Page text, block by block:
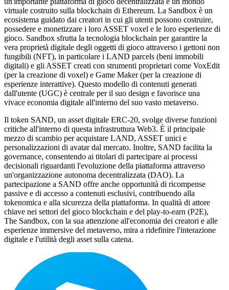
virtuale costruito sulla blockchain di Ethereum. La Sandbox è un
ecosistema guidato dai creatori in cui gli utenti possono costruire,
possedere e monetizzare i loro ASSET voxel e le loro esperienze di
gioco. Sandbox sfrutta la tecnologia blockchain per garantire la
vera proprietà digitale degli oggetti di gioco attraverso i gettoni non
fungibili (NFT), in particolare i LAND parcels (beni immobili
digitali) e gli ASSET creati con strumenti proprietari come VoxEdit
(per la creazione di voxel) e Game Maker (per la creazione di
esperienze interattive). Questo modello di contenuti generati
dall'utente (UGC) è centrale per il suo design e favorisce una
vivace economia digitale all'interno del suo vasto metaverso.
Il token SAND, un asset digitale ERC-20, svolge diverse funzioni
critiche all'interno di questa infrastruttura Web3. È il principale
mezzo di scambio per acquistare LAND, ASSET unici e
personalizzazioni di avatar dal mercato. Inoltre, SAND facilita la
governance, consentendo ai titolari di partecipare ai processi
decisionali riguardanti l'evoluzione della piattaforma attraverso
un'organizzazione autonoma decentralizzata (DAO). La
partecipazione a SAND offre anche opportunità di ricompense
passive e di accesso a contenuti esclusivi, contribuendo alla
tokenomica e alla sicurezza della piattaforma. In qualità di attore
chiave nei settori del gioco blockchain e del play-to-earn (P2E),
The Sandbox, con la sua attenzione all'economia dei creatori e alle
esperienze immersive del metaverso, mira a ridefinire l'interazione
digitale e l'utilità degli asset sulla catena.